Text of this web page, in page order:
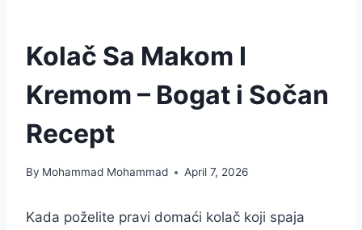
Kolač Sa Makom I
Kremom – Bogat i Sočan
Recept
By Mohammad Mohammad April 7, 2026
Kada poželite pravi domaći kolač koji spaja